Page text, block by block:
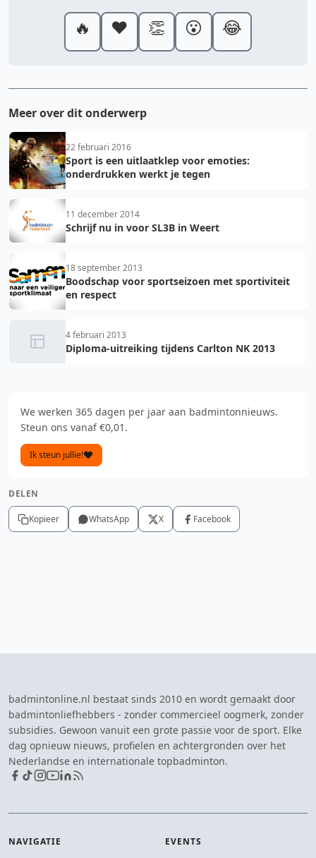
🔥 ❤️ 👏 😮 😂
Meer over dit onderwerp
22 februari 2016
Sport is een uitlaatklep voor emoties:
onderdrukken werkt je tegen
11 december 2014
Schrijf nu in voor SL3B in Weert
18 september 2013
Boodschap voor sportseizoen met sportiviteit
en respect
4 februari 2013
Diploma-uitreiking tijdens Carlton NK 2013
We werken 365 dagen per jaar aan badmintonnieuws.
Steun ons vanaf €0,01.
Ik steun jullie!
DELEN
Kopieer WhatsApp X Facebook
badmintonline.nl bestaat sinds 2010 en wordt gemaakt door
badmintonliefhebbers - zonder commercieel oogmerk, zonder
subsidies. Gewoon vanuit een grote passie voor de sport. Elke
dag opnieuw nieuws, profielen en achtergronden over het
Nederlandse en internationale topbadminton.
NAVIGATIE EVENTS